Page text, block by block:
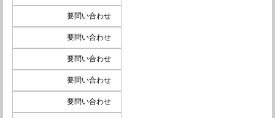
要問い合わせ
要問い合わせ
要問い合わせ
要問い合わせ
要問い合わせ